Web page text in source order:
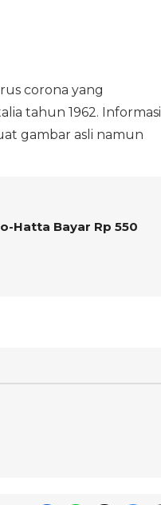
corona yang
tahun 1962. Informasi
gambar asli namun
Hatta Bayar Rp 550